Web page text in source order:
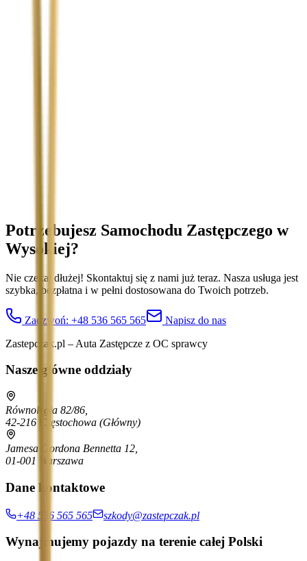
Potrzebujesz Samochodu Zastępczego w
Wysokiej?
Nie czekaj dłużej! Skontaktuj się z nami już teraz. Nasza usługa jest
szybka, bezpłatna i w pełni dostosowana do Twoich potrzeb.
Zadzwoń: +48 536 565 565
Napisz do nas
Zastepczak.pl – Auta Zastępcze z OC sprawcy
Nasze główne oddziały
Równoległa 82/86,
42-216 Częstochowa (Główny)
Jamesa Gordona Bennetta 12,
01-001 Warszawa
Dane kontaktowe
+48 536 565 565 szkody@zastepczak.pl
Wynajmujemy pojazdy na terenie całej Polski